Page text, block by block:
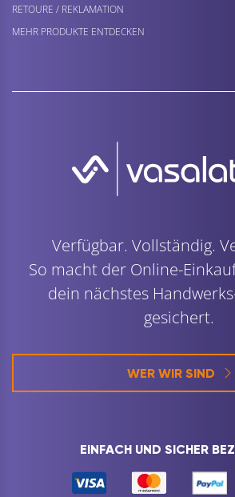
RETOURE / REKLAMATION
MEHR PRODUKTE ENTDECKEN
Verfügbar. Vollständig.
So macht der Online-
dein nächstes
gesichert.
WER WIR SIND
EINFACH UND SICHER